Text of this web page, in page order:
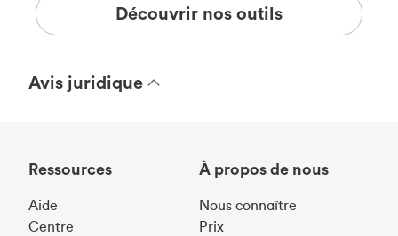
Découvrir nos outils
Avis juridique
Ressources
Aide
Centre
À propos de nous
Nous connaître
Prix